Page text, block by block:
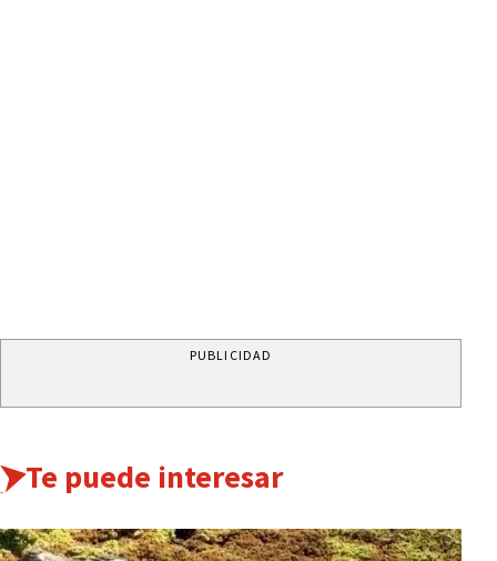
PUBLICIDAD
Te puede interesar